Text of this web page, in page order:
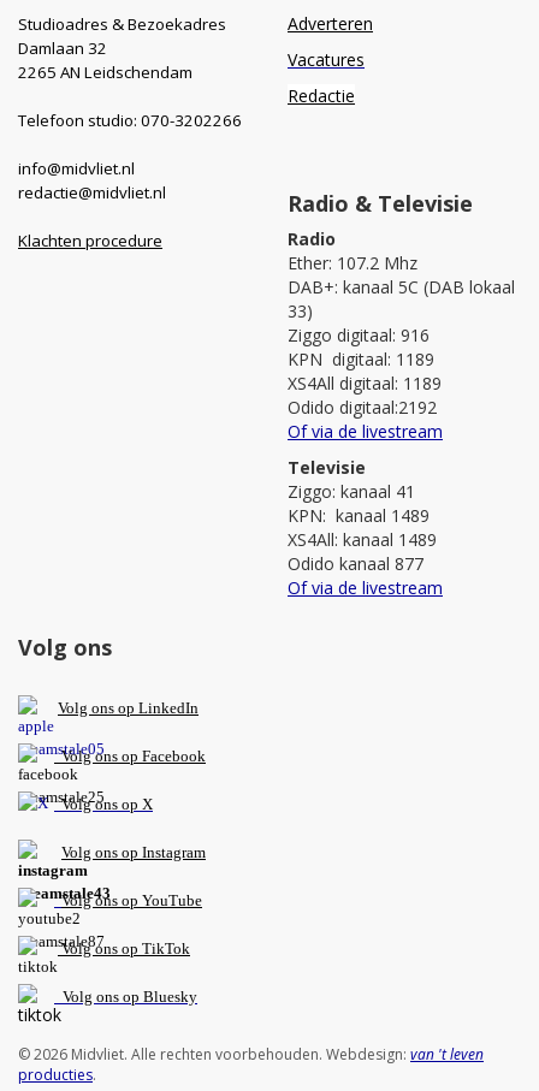
Studioadres & Bezoekadres
Damlaan 32
2265 AN Leidschendam
Telefoon studio: 070-3202266
info@midvliet.nl
redactie@midvliet.nl
Klachten procedure
Adverteren
Vacatures
Redactie
Radio & Televisie
Radio
Ether: 107.2 Mhz
DAB+: kanaal 5C (DAB lokaal
33)
Ziggo digitaal: 916
KPN digitaal: 1189
XS4All digitaal: 1189
Odido digitaal:2192
Of via de livestream
Televisie
Ziggo: kanaal 41
KPN: kanaal 1489
XS4All: kanaal 1489
Odido kanaal 877
Of via de livestream
Volg ons
Volg ons op LinkedIn
Volg ons op Facebook
Volg ons op X
Volg ons op Instagram
Volgons op YouTube
Volg ons op TikTok
Volg ons op Bluesky
© 2026 Midvliet. Alle rechten voorbehouden. Webdesign: van 't leven
producties.